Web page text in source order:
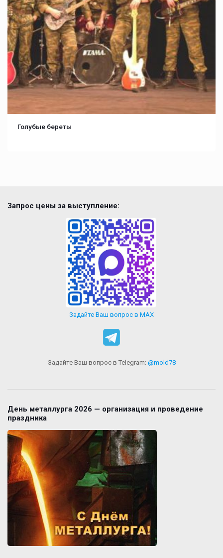
Голубые береты
Запрос цены за выступление:
Задайте Ваш вопрос в MAX
Задайте Ваш вопрос в Telegram: @mold78
День металлурга 2026 — организация и проведение
праздника